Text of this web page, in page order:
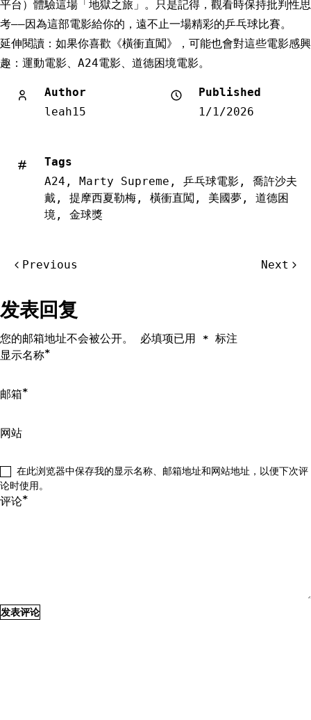
平台）體驗這場「地獄之旅」。只是記得，觀看時保持批判性思
考——因為這部電影給你的，遠不止一場精彩的乒乓球比賽。
延伸閱讀：如果你喜歡《橫衝直闖》，可能也會對這些電影感興
趣：運動電影、A24電影、道德困境電影。
Author
leah15
Published
1/1/2026
Tags
A24 , Marty Supreme , 乒乓球電影 , 喬許沙夫
戴 , 提摩西夏勒梅 , 橫衝直闖 , 美國夢 , 道德困
境 , 金球獎
航
Previous Next
发表回复
您的邮箱地址不会被公开。 必填项已用 * 标注
评论*
显示名称*
邮箱*
网站
在此浏览器中保存我的显示名称、邮箱地址和网站地址，以便下次评
论时使用。